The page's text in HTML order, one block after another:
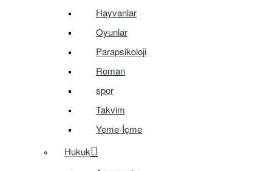
Hayvanlar
Oyunlar
Parapsikoloji
Roman
spor
Takvim
Yeme-İçme
Hukuk